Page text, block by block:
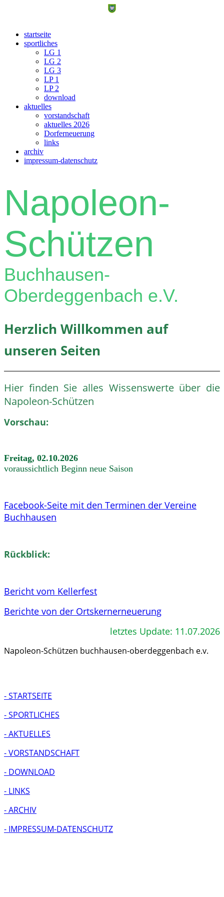
startseite
sportliches
LG 1
LG 2
LG 3
LP 1
LP 2
download
aktuelles
vorstandschaft
aktuelles 2026
Dorferneuerung
links
archiv
impressum-datenschutz
Napoleon-
Schützen
Buchhausen-
Oberdeggenbach e.V.
Herzlich Willkommen auf
unseren Seiten
Hier finden Sie alles Wissenswerte über die
Napoleon-Schützen
Vorschau:
Freitag, 02.10.2026
voraussichtlich Beginn neue Saison
Facebook-Seite mit den Terminen der Vereine
Buchhausen
Rückblick:
Bericht vom Kellerfest
Berichte von der Ortskernerneuerung
letztes Update: 11.07.2026
Napoleon-Schützen buchhausen-oberdeggenbach e.v.
- STARTSEITE
- SPORTLICHES
- AKTUELLES
- VORSTANDSCHAFT
- DOWNLOAD
- LINKS
- ARCHIV
- IMPRESSUM-DATENSCHUTZ